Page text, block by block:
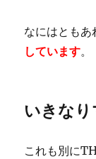
なにはともあ
しています。
いきな
これも別に